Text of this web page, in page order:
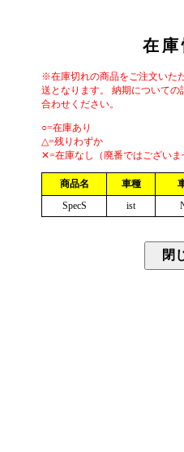
在庫
※在庫切れの商品をご注文いた
送となります。 納期について
合わせください。
○=在庫あり
△=残りわずか
✕=在庫なし（廃番ではございま
商品名 車種
SpecS
ist